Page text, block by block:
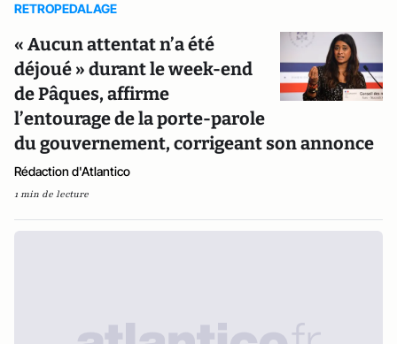
RETROPEDALAGE
« Aucun attentat n’a été
déjoué » durant le week-end
de Pâques, affirme
l’entourage de la porte-parole
du gouvernement, corrigeant son annonce
Rédaction d'Atlantico
1 min de lecture